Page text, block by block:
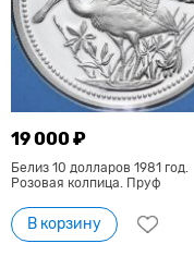
19 000 ₽
Белиз 10 долларов 1981 год.
Розовая колпица. Пруф
В корзину